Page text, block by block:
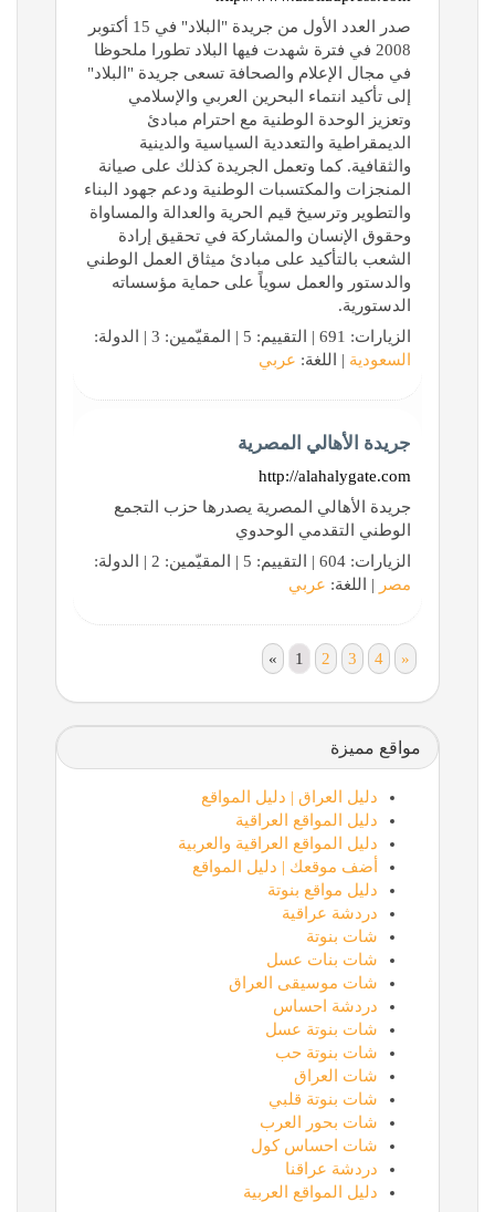
صدر العدد الأول من جريدة "البلاد" في 15 أكتوبر
2008 في فترة شهدت فيها البلاد تطورا ملحوظا
في مجال الإعلام والصحافة تسعى جريدة "البلاد"
إلى تأكيد انتماء البحرين العربي والإسلامي
وتعزيز الوحدة الوطنية مع احترام مبادئ
الديمقراطية والتعددية السياسية والدينية
والثقافية. كما وتعمل الجريدة كذلك على صيانة
المنجزات والمكتسبات الوطنية ودعم جهود البناء
والتطوير وترسيخ قيم الحرية والعدالة والمساواة
وحقوق الإنسان والمشاركة في تحقيق إرادة
الشعب بالتأكيد على مبادئ ميثاق العمل الوطني
والدستور والعمل سوياً على حماية مؤسساته
الدستورية.
الزيارات: 691 | التقييم: 5 | المقيّمين: 3 | الدولة:
السعودية | اللغة: عربي
جريدة الأهالي المصرية
http://alahalygate.com
جريدة الأهالي المصرية يصدرها حزب التجمع
الوطني التقدمي الوحدوي
الزيارات: 604 | التقييم: 5 | المقيّمين: 2 | الدولة:
مصر | اللغة: عربي
« 1 2 3 4 »
مواقع مميزة
دليل العراق | دليل المواقع
دليل المواقع العراقية
دليل المواقع العراقية والعربية
أضف موقعك | دليل المواقع
دليل مواقع بنوتة
دردشة عراقية
شات بنوتة
شات بنات عسل
شات موسيقى العراق
دردشة احساس
شات بنوتة عسل
شات بنوتة حب
شات العراق
شات بنوتة قلبي
شات بحور العرب
شات احساس كول
دردشة عراقنا
دليل المواقع العربية